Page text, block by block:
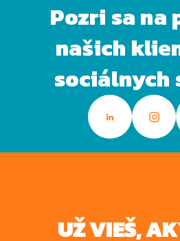
Pozri sa na
našich
sociálnych
UŽ VIEŠ,